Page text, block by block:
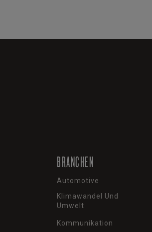
BRANCHEN
Automotive
Klimawandel Und
Umwelt
Kommunikation